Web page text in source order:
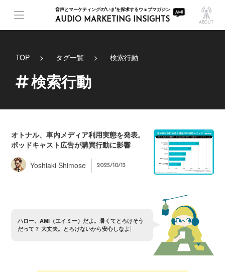
音声とマーケティングの"いま"を探求するウェブマガジン
AUDIO MARKETING INSIGHTS ABOUT
TOP タグ一覧 検索行動
検索行動
オトナル、車内メディア利用実態を発表。
ポッドキャスト広告が購買行動に影響
Yoshiaki Shimose 2025/10/13
ハロー、 AMI（エイ ミ ー） だよ 。 暑く て と ろけそう
だって ？ 大丈夫。 と ろけないから安心しなよ